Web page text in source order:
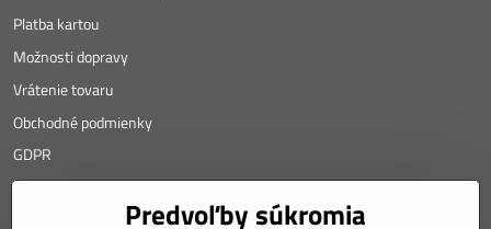
Platba kartou
Možnosti dopravy
Vrátenie tovaru
Obchodné podmienky
GDPR
Predvoľby súkromia